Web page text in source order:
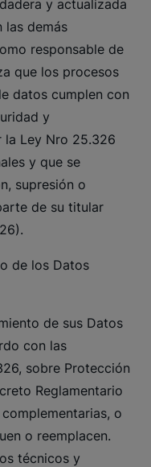
y actualizada
las demás
responsable de
que los procesos
datos cumplen con
y
la Ley Nro 25.326
y que se
supresión o
de su titular
de los Datos
de sus Datos
con las
sobre Protección
Reglamentario
o
o reemplacen.
técnicos y